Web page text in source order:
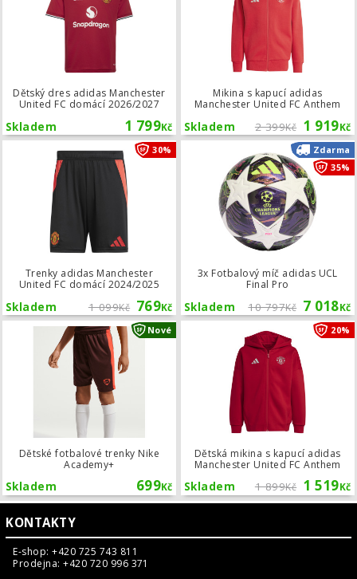
Dětský dres adidas Manchester
United FC domácí 2026/2027
1 799Kč
Skladem
Mikina s kapucí adidas
Manchester United FC Anthem
2 399Kč 1 919Kč
Skladem
Trenky adidas Manchester
United FC domácí 2024/2025
1 099Kč 769Kč
Skladem
30% Trenky adidas Manchester United
3x Fotbalový míč adidas UCL
Final Pro
10 797Kč 7 018Kč
Skladem
Zdarma
35%
Dětské fotbalové trenky Nike
Academy+
699Kč
Skladem
Nové Dětské fotbalové trenky Nike
Dětská mikina s kapucí adidas
Manchester United FC Anthem
1 899Kč 1 519Kč
Skladem
20%
KONTAKTY
E-shop: +420 725 743 811
Prodejna: +420 720 996 371